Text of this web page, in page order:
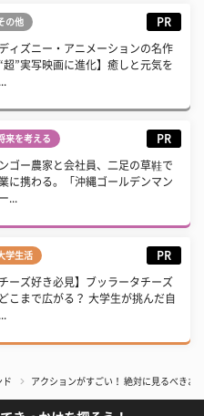
の他 PR
ディズニー・アニメーションの名作
超”実写映画に進化】癒しと元気を
来を考える PR
ゴー農家と会社員、二足の草鞋で
に携わる。「沖縄ゴールデンマン
...
学生活 PR
チーズ好き必見】ブッラータチーズ
こまで広がる？ 大学生が挑んだ自
ド アクションがすごい！ 絶対に見るべきお